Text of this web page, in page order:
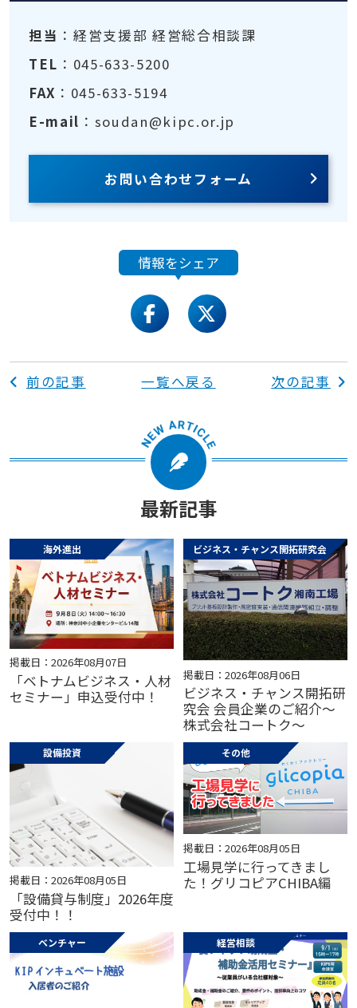
担当 ：経営支援部 経営総合相談課
TEL ：045-633-5200
FAX ：045-633-5194
E-mail ：soudan@kipc.or.jp
お問い合わせフォーム
情報をシェア
facebooktwitter
前の記事 一覧へ戻る 次の記事
最新記事
海外進出
掲載日：2026年08月07日
「ベトナムビジネス・人材
セミナー」申込受付中！
ビジネス・チャンス開拓研究会
掲載日：2026年08月06日
ビジネス・チャンス開拓研
究会 会員企業のご紹介～
株式会社コートク～
設備投資
掲載日：2026年08月05日
「設備貸与制度」2026年度
受付中！！
その他
掲載日：2026年08月05日
工場見学に行ってきまし
た！グリコピアCHIBA編
ベンチャー 経営相談